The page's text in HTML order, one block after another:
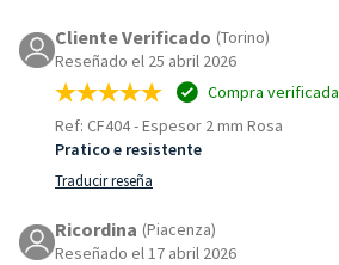
Cliente Verificado (Torino)
Reseñado el 25 abril 2026
Compra verificada
Ref: CF404-Espesor 2 mm Rosa
Pratico e resistente
Traducir reseña
Ricordina (Piacenza)
Reseñado el 17 abril 2026